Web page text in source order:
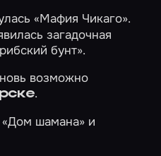
«Мафия Чикаго».
загадочная
бунт».
возможно
.
«Дом шамана» и